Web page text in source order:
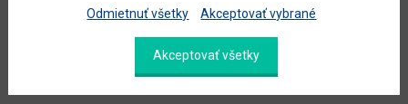
dub sonoma
dub sonoma / oceľ
Odmietnuť všetky Akceptovať vybrané
Akceptovať všetky